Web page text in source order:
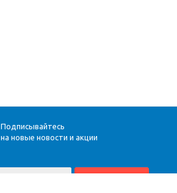
Подписывайтесь
на новые новости и акции